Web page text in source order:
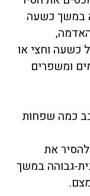
במשך כשעה
כשעה וחצי או
ומשפרים
כמה שפחות
את
גבוהה במשך